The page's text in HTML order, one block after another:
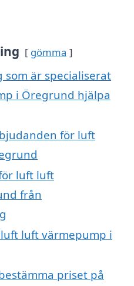
gömma
som är specialiserat
i Öregrund hjälpa
för luft
luft luft
från
luft värmepump i
priset på